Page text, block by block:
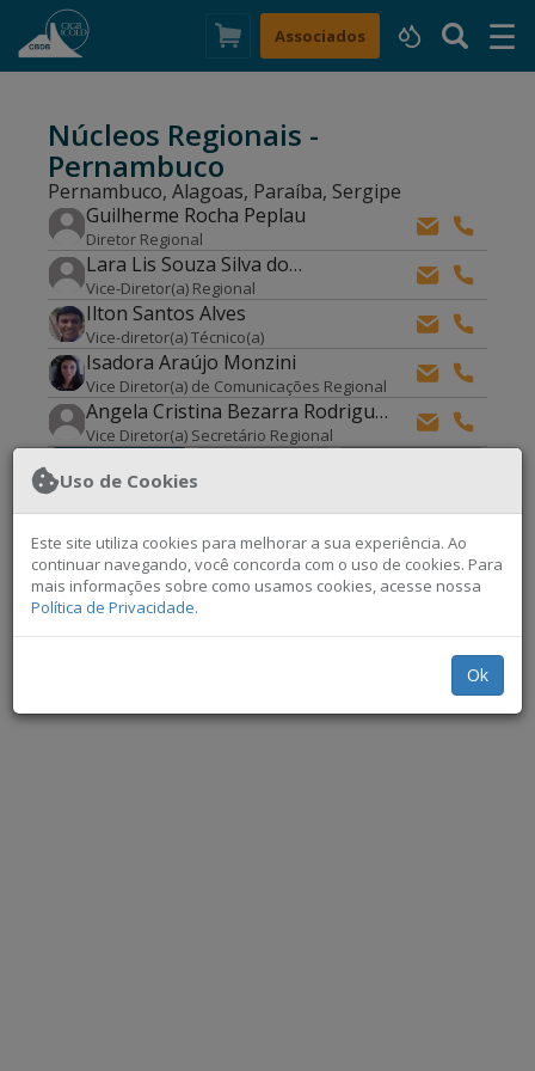
Associados ☰
×
Núcleos Regionais -
Pernambuco
Pernambuco, Alagoas, Paraíba, Sergipe
Guilherme Rocha Peplau
Diretor Regional
Lara Lis Souza Silva do
Nascimento
Vice-Diretor(a) Regional
Ilton Santos Alves
Vice-diretor(a) Técnico(a)
Isadora Araújo Monzini
Vice Diretor(a) de Comunicações Regional
Angela Cristina Bezarra Rodrigues
- solicitou desligamento.
Vice Diretor(a) Secretário Regional
Notícias
Uso de Cookies
Este site utiliza cookies para melhorar a sua experiência. Ao
continuar navegando, você concorda com o uso de cookies. Para
mais informações sobre como usamos cookies, acesse nossa
Política de Privacidade.
Ok